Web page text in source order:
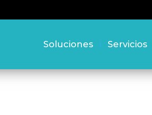
Soluciones Servicios